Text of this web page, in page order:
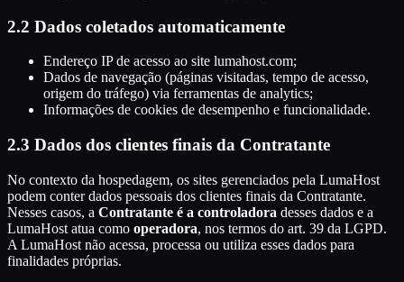
2.2 Dados coletados automaticamente
Endereço IP de acesso ao site lumahost.com;
Dados de navegação (páginas visitadas, tempo de acesso,
origem do tráfego) via ferramentas de analytics;
Informações de cookies de desempenho e funcionalidade.
2.3 Dados dos clientes finais da Contratante
No contexto da hospedagem, os sites gerenciados pela LumaHost
podem conter dados pessoais dos clientes finais da Contratante.
Nesses casos, a Contratante é a controladora desses dados e a
LumaHost atua como operadora, nos termos do art. 39 da LGPD.
A LumaHost não acessa, processa ou utiliza esses dados para
finalidades próprias.